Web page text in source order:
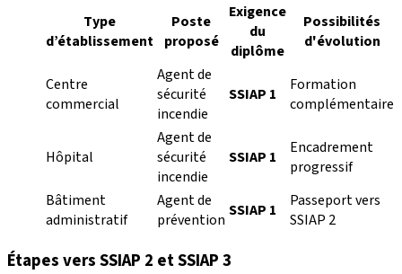
Type
d’établissement
Poste
proposé
Exigence
du
diplôme
Possibilités
d'évolution
Centre
commercial
Agent de
sécurité
incendie
SSIAP 1
Formation
complémentaire
Hôpital
Agent de
sécurité
incendie
SSIAP 1
Encadrement
progressif
Bâtiment
administratif
Agent de
prévention SSIAP 1
Passeport vers
SSIAP 2
Étapes vers SSIAP 2 et SSIAP 3